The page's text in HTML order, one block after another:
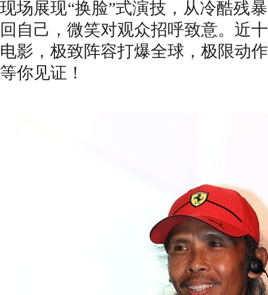
现场展现“换脸”式演技，从冷酷残
回自己，微笑对观众招呼致意。近
电影，极致阵容打爆全球，极限动
等你见证！